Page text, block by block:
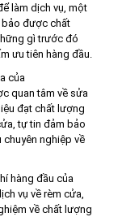
làm dịch vụ, một
bảo được chất
gì trước đó
ưu tiên hàng đầu.
của
quan tâm về sửa
đạt chất lượng
tự tin đảm bảo
nghiệp về
hàng đầu của
vụ về rèm cửa,
về chất lượng